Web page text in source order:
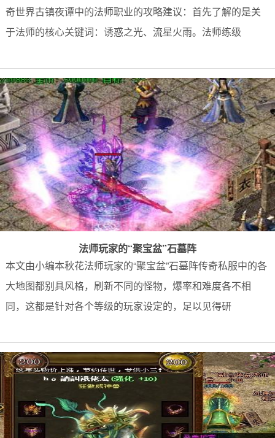
奇世界古镇夜谭中的法师职业的攻略建议：首先了解的是关
于法师的核心关键词：诱惑之光、流星火雨。法师练级
法师玩家的“聚宝盆”石墓阵
本文由小编本秋花法师玩家的“聚宝盆”石墓阵传奇私服中的各
大地图都别具风格，刷新不同的怪物，爆率和难度各不相
同，这都是针对各个等级的玩家设定的，足以见得研